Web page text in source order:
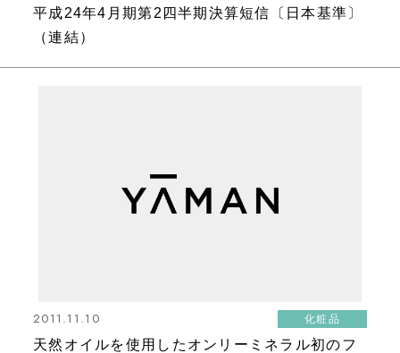
平成24年4月期第2四半期決算短信〔日本基準〕
（連結）
2011.11.10 化粧品
天然オイルを使用したオンリーミネラル初のフ